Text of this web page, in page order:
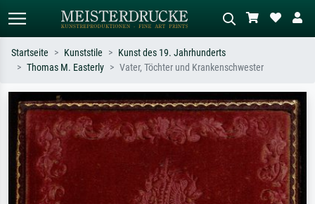
Suchen Sie nach Künstlern, Werktiteln
oder Stilen – z.B. Monet,
Sternennacht, Impressionismus, Welle
Hokusai, Akt.
Beschreiben Sie die Szene – z.B. Grüne
Wiese, Abstrakt mit viel Rot, Dunkles
Ölgemälde, Stehender Akt neben einem
Baum.
Startseite Kunststile
Kunst des 19. Jahrhunderts
Thomas M. Easterly
Vater, Töchter und Krankenschwester